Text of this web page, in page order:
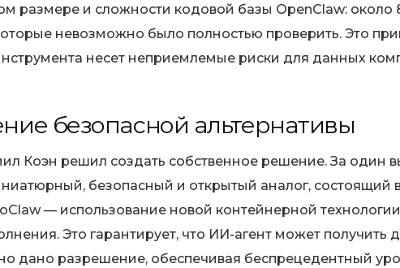
размере и сложности кодовой базы OpenClaw: около
невозможно было полностью проверить. Это
несет неприемлемые риски для данных
безопасной альтернативы
Коэн решил создать собственное решение. За один
безопасный и открытый аналог, состоящий
— использование новой контейнерной
Это гарантирует, что ИИ-агент может получить
дано разрешение, обеспечивая беспрецедентный